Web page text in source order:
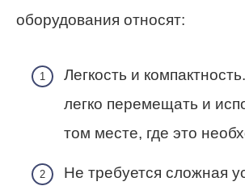
оборудования относят:
Легкость и
легко перемещать и
том месте, где это
Не требуется сложная